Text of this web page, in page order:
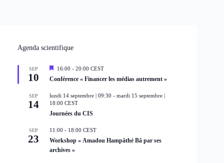
Agenda scientifique
SEP
10
M
s
n
a
v
n
16:00 - 20:00 CEST
Conférence « Financer les médias autrement »
SEP
14
lundi 14 septembre | 09:30 - mardi 15 septembre |
18:00 CEST
Journées du CIS
SEP
23
11:00 - 18:00 CEST
Workshop « Amadou Hampâthé Bâ par ses
archives »